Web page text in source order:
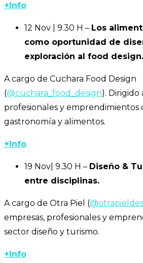
+Info
12 Nov | 9.30 H – Los
como oportunidad de
exploración al food design.
A cargo de Cuchara Food Design
(@cuchara_food_design). Dirigido
profesionales y emprendimientos
gastronomía y alimentos.
+Info
19 Nov| 9.30 H – Diseño &
entre disciplinas.
A cargo de Otra Piel (
empresas, profesionales y
sector diseño y turismo.
+Info